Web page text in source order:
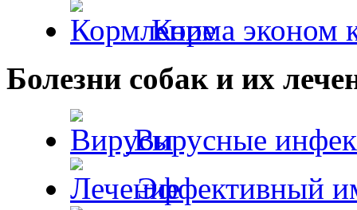
Корма эконом
Болезни собак и их
Вирусные
Эффективный